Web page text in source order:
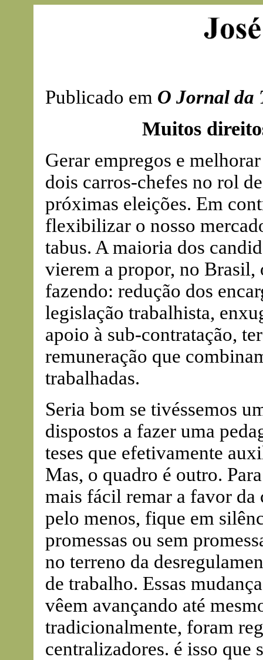
Publicado em O Jornal da
Muitos
Gerar empregos e
dois carros-chefes no rol
próximas eleições. Em
flexibilizar o nosso
tabus. A maioria dos
vierem a propor, no Brasil,
fazendo: redução dos
legislação trabalhista,
apoio à sub-contratação,
remuneração que
trabalhadas.
Seria bom se tivéssemos
dispostos a fazer uma
teses que efetivamente
Mas, o quadro é outro.
mais fácil remar a favor da
pelo menos, fique em
promessas ou sem
no terreno da
de trabalho. Essas
vêem avançando até
tradicionalmente, foram
centralizadores. é isso que